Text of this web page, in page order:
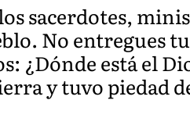
sacerdotes,
No entregues
¿Dónde está el
y tuvo piedad